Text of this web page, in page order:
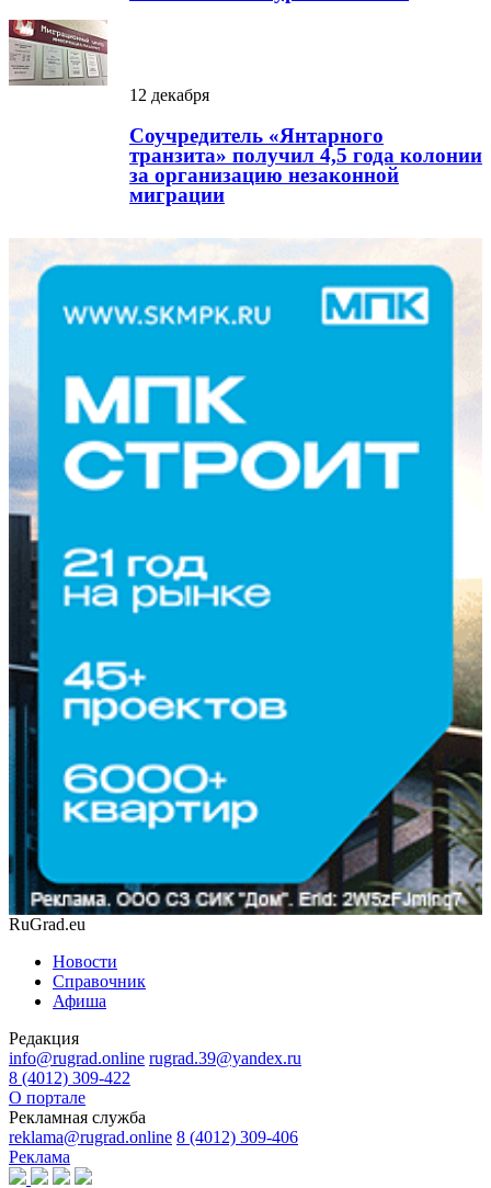
12 декабря
Соучредитель «Янтарного
транзита» получил 4,5 года колонии
за организацию незаконной
миграции
RuGrad.eu
Новости
Справочник
Афиша
Редакция
info@rugrad.online rugrad.39@yandex.ru
8 (4012) 309-422
О портале
Рекламная служба
reklama@rugrad.online 8 (4012) 309-406
Реклама